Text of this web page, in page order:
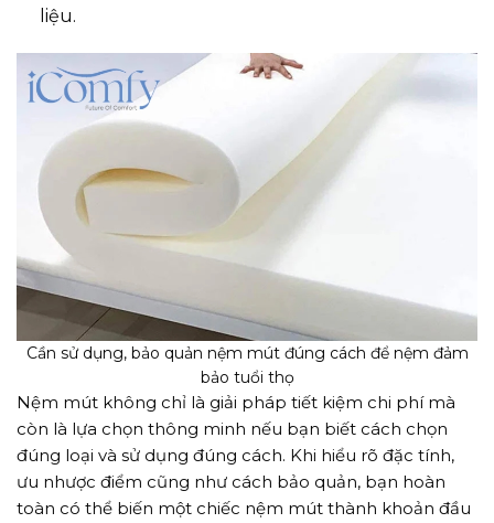
liệu.
Cần sử dụng, bảo quản nệm mút đúng cách để nệm đảm
bảo tuổi thọ
Nệm mút không chỉ là giải pháp tiết kiệm chi phí mà
còn là lựa chọn thông minh nếu bạn biết cách chọn
đúng loại và sử dụng đúng cách. Khi hiểu rõ đặc tính,
ưu nhược điểm cũng như cách bảo quản, bạn hoàn
toàn có thể biến một chiếc nệm mút thành khoản đầu